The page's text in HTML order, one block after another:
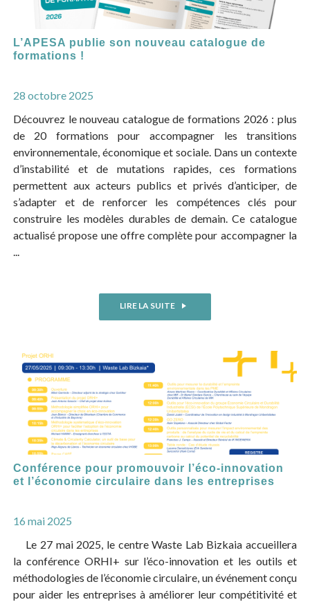
L’APESA publie son nouveau catalogue de
formations !
28 octobre 2025
Découvrez le nouveau catalogue de formations 2026 : plus
de 20 formations pour accompagner les transitions
environnementale, économique et sociale. Dans un contexte
d’instabilité et de mutations rapides, ces formations
permettent aux acteurs publics et privés d’anticiper, de
s’adapter et de renforcer les compétences clés pour
construire les modèles durables de demain. Ce catalogue
actualisé propose une offre complète pour accompagner la
...
LIRE LA SUITE
Conférence pour promouvoir l’éco-innovation
et l’économie circulaire dans les entreprises
16 mai 2025
Le 27 mai 2025, le centre Waste Lab Bizkaia accueillera
la conférence ORHI+ sur l’éco-innovation et les outils et
méthodologies de l’économie circulaire, un événement conçu
pour aider les entreprises à améliorer leur compétitivité et